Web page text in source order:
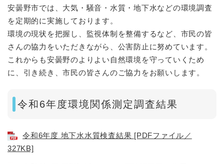
安曇野市では、大気・騒音・水質・地下水などの環境調査
を定期的に実施しております。
環境の現状を把握し、監視体制を整備するなど、市民の皆
さんの協力をいただきながら、公害防止に努めています。
これからも安曇野のよりよい自然環境を守っていくため
に、引き続き、市民の皆さんのご協力をお願いします。
令和6年度環境関係測定調査結果
令和6年度 地下水水質検査結果 [PDFファイル／
327KB]